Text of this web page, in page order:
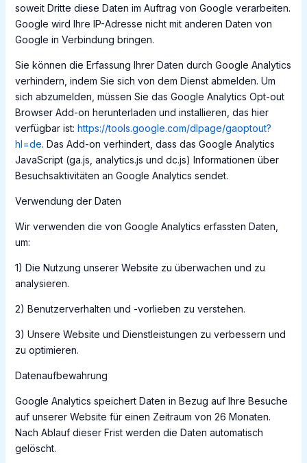
soweit Dritte diese Daten im Auftrag von Google verarbeiten.
Google wird Ihre IP-Adresse nicht mit anderen Daten von
Google in Verbindung bringen.
Sie können die Erfassung Ihrer Daten durch Google Analytics
verhindern, indem Sie sich von dem Dienst abmelden. Um
sich abzumelden, müssen Sie das Google Analytics Opt-out
Browser Add-on herunterladen und installieren, das hier
verfügbar ist: https://tools.google.com/dlpage/gaoptout?
hl=de. Das Add-on verhindert, dass das Google Analytics
JavaScript (ga.js, analytics.js und dc.js) Informationen über
Besuchsaktivitäten an Google Analytics sendet.
Verwendung der Daten
Wir verwenden die von Google Analytics erfassten Daten,
um:
1) Die Nutzung unserer Website zu überwachen und zu
analysieren.
2) Benutzerverhalten und -vorlieben zu verstehen.
3) Unsere Website und Dienstleistungen zu verbessern und
zu optimieren.
Datenaufbewahrung
Google Analytics speichert Daten in Bezug auf Ihre Besuche
auf unserer Website für einen Zeitraum von 26 Monaten.
Nach Ablauf dieser Frist werden die Daten automatisch
gelöscht.